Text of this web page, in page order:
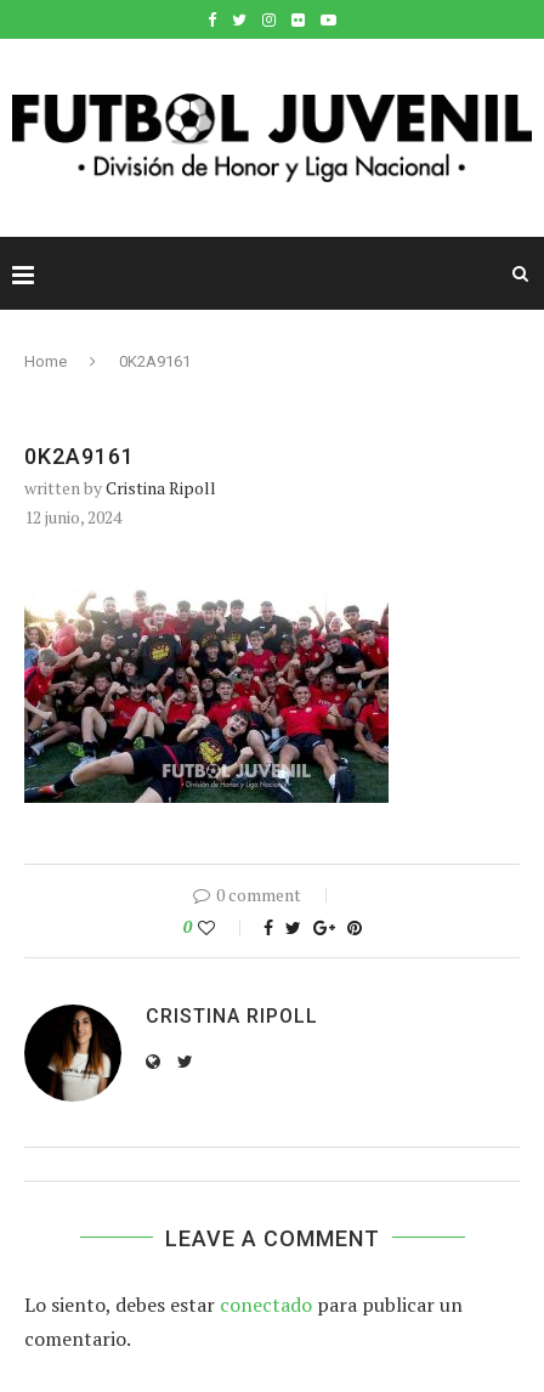
Home 0K2A9161
0K2A9161
written byCristina Ripoll
12 junio, 2024
0 comment
0
CRISTINA RIPOLL
LEAVE A COMMENT
Lo siento, debes estar conectado para publicar un
comentario.